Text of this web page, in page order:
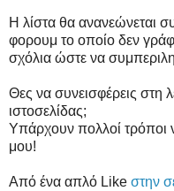
Η λίστα θα ανανεώνεται
φορουμ το οποίο δεν
σχόλια ώστε να
Θες να συνεισφέρεις στη
ιστοσελίδας;
Υπάρχουν πολλοί τρόποι
μου!
Από ένα απλό Like στην